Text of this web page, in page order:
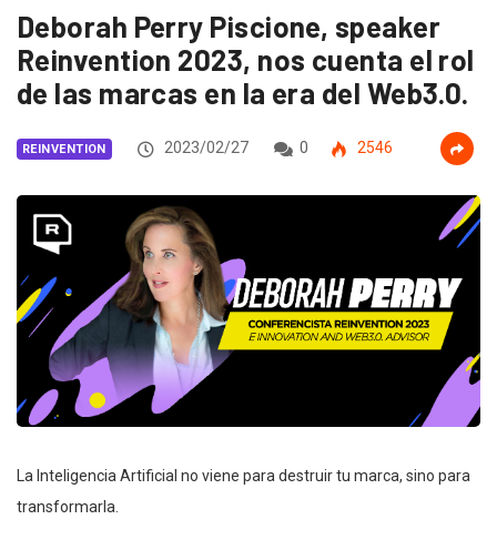
Deborah Perry Piscione, speaker
Reinvention 2023, nos cuenta el rol
de las marcas en la era del Web3.0.
REINVENTION 2023/02/27 0 2546
La Inteligencia Artificial no viene para destruir tu marca, sino para
transformarla.